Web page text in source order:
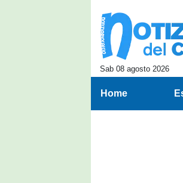
Sab 08 agosto 2026
Home